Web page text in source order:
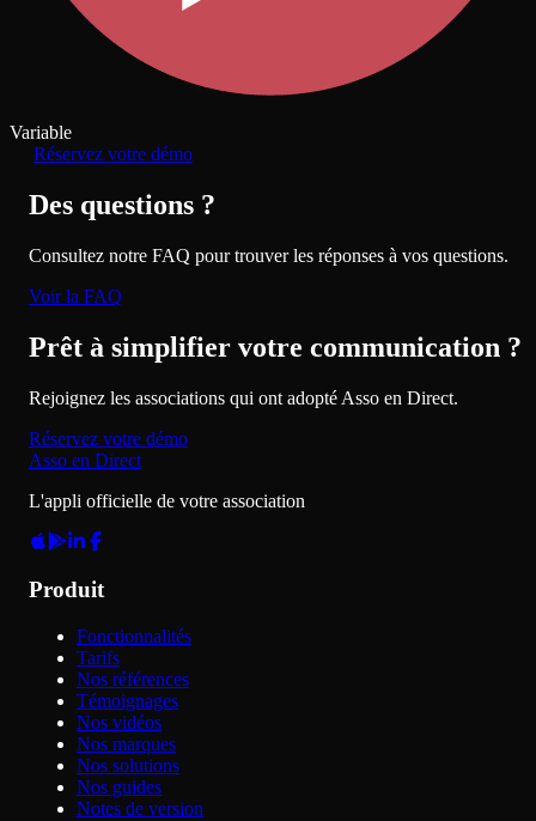
Variable
Réservez votre démo
Des questions ?
Consultez notre FAQ pour trouver les réponses à vos questions.
Voir la FAQ
Prêt à simplifier votre communication ?
Rejoignez les associations qui ont adopté Asso en Direct.
Réservez votre démo
Asso en Direct
L'appli officielle de votre association
Produit
Fonctionnalités
Tarifs
Nos références
Témoignages
Nos vidéos
Nos marques
Nos solutions
Nos guides
Notes de version